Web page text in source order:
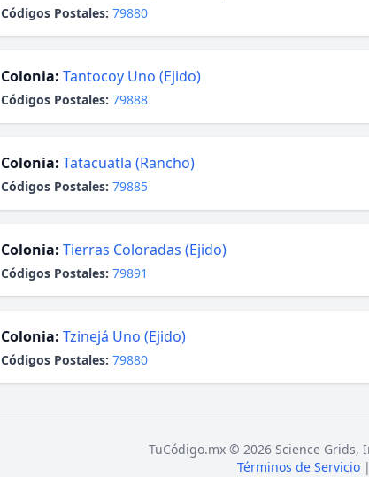
Códigos Postales: 79880
Colonia: Tantocoy Uno (Ejido)
Códigos Postales: 79888
Colonia: Tatacuatla (Rancho)
Códigos Postales: 79885
Colonia: Tierras Coloradas (Ejido)
Códigos Postales: 79891
Colonia: Tzinejá Uno (Ejido)
Códigos Postales: 79880
TuCódigo.mx © 2026 Science
Términos de Servicio |